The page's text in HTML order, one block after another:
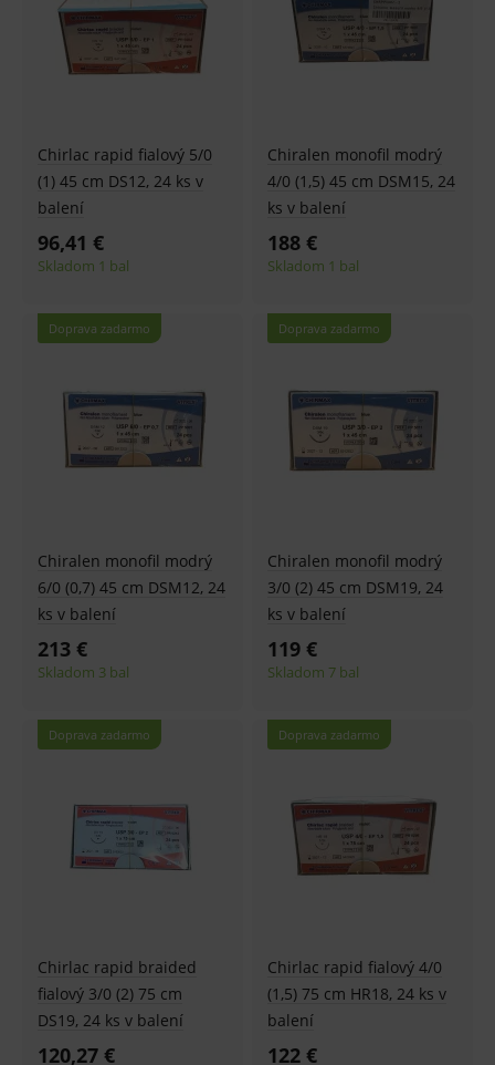
Chirlac rapid fialový 5/0
(1) 45 cm DS12, 24 ks v
balení
96,41 €
Skladom 1 bal
Chiralen monofil modrý
4/0 (1,5) 45 cm DSM15, 24
ks v balení
188 €
Skladom 1 bal
Doprava zadarmo
Chiralen monofil modrý
6/0 (0,7) 45 cm DSM12, 24
ks v balení
213 €
Skladom 3 bal
Doprava zadarmo
Chiralen monofil modrý
3/0 (2) 45 cm DSM19, 24
ks v balení
119 €
Skladom 7 bal
Doprava zadarmo
Chirlac rapid braided
fialový 3/0 (2) 75 cm
DS19, 24 ks v balení
120,27 €
Doprava zadarmo
Chirlac rapid fialový 4/0
(1,5) 75 cm HR18, 24 ks v
balení
122 €